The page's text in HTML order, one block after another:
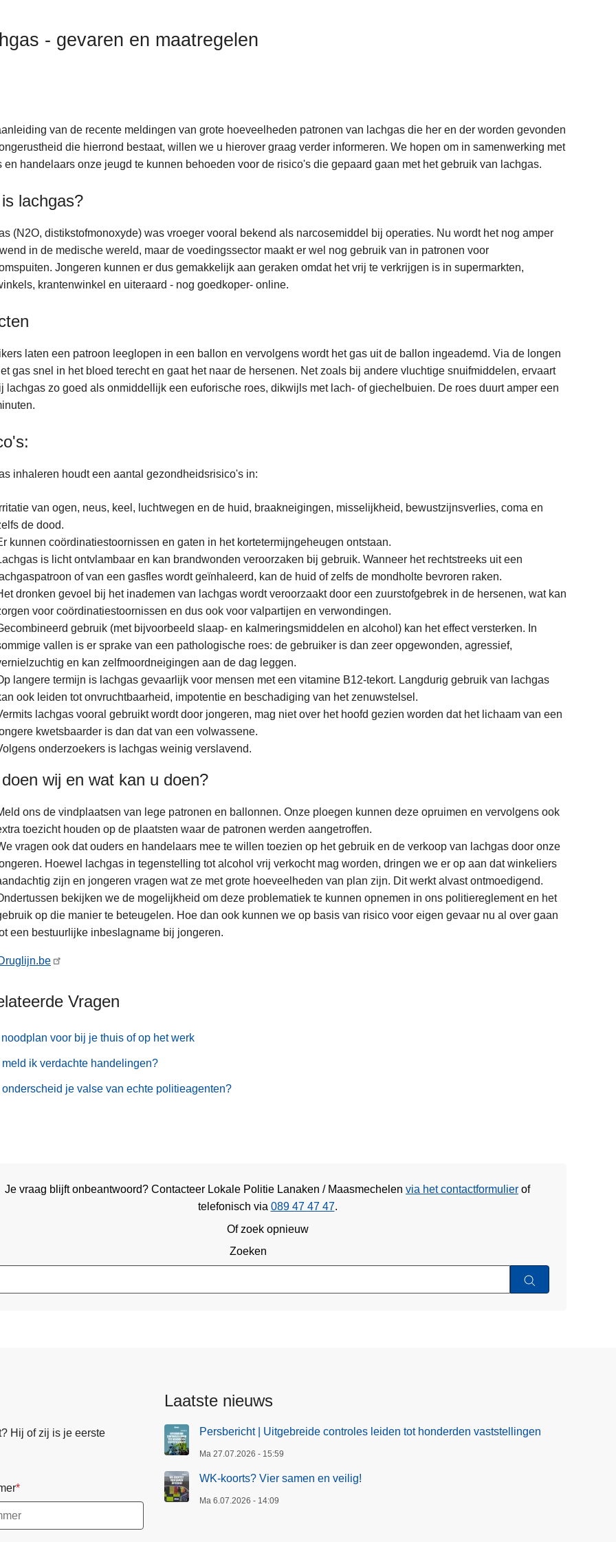
- gevaren en maatregelen
van de recente meldingen van grote hoeveelheden patronen van lachgas die her en der worden gevonden
die hierrond bestaat, willen we u hierover graag verder informeren. We hopen om in samenwerking met
en handelaars onze jeugd te kunnen behoeden voor de risico's die gepaard gaan met het gebruik van lachgas.
lachgas?
(N2O, distikstofmonoxyde) was vroeger vooral bekend als narcosemiddel bij operaties. Nu wordt het nog amper
in de medische wereld, maar de voedingssector maakt er wel nog gebruik van in patronen voor
Jongeren kunnen er dus gemakkelijk aan geraken omdat het vrij te verkrijgen is in supermarkten,
krantenwinkel en uiteraard - nog goedkoper- online.
laten een patroon leeglopen in een ballon en vervolgens wordt het gas uit de ballon ingeademd. Via de longen
gas snel in het bloed terecht en gaat het naar de hersenen. Net zoals bij andere vluchtige snuifmiddelen, ervaart
lachgas zo goed als onmiddellijk een euforische roes, dikwijls met lach- of giechelbuien. De roes duurt amper een
inhaleren houdt een aantal gezondheidsrisico's in:
van ogen, neus, keel, luchtwegen en de huid, braakneigingen, misselijkheid, bewustzijnsverlies, coma en
de dood.
kunnen coördinatiestoornissen en gaten in het kortetermijngeheugen ontstaan.
is licht ontvlambaar en kan brandwonden veroorzaken bij gebruik. Wanneer het rechtstreeks uit een
of van een gasfles wordt geïnhaleerd, kan de huid of zelfs de mondholte bevroren raken.
dronken gevoel bij het inademen van lachgas wordt veroorzaakt door een zuurstofgebrek in de hersenen, wat kan
voor coördinatiestoornissen en dus ook voor valpartijen en verwondingen.
gebruik (met bijvoorbeeld slaap- en kalmeringsmiddelen en alcohol) kan het effect versterken. In
vallen is er sprake van een pathologische roes: de gebruiker is dan zeer opgewonden, agressief,
en kan zelfmoordneigingen aan de dag leggen.
langere termijn is lachgas gevaarlijk voor mensen met een vitamine B12-tekort. Langdurig gebruik van lachgas
ook leiden tot onvruchtbaarheid, impotentie en beschadiging van het zenuwstelsel.
lachgas vooral gebruikt wordt door jongeren, mag niet over het hoofd gezien worden dat het lichaam van een
kwetsbaarder is dan dat van een volwassene.
onderzoekers is lachgas weinig verslavend.
wij en wat kan u doen?
ons de vindplaatsen van lege patronen en ballonnen. Onze ploegen kunnen deze opruimen en vervolgens ook
toezicht houden op de plaatsten waar de patronen werden aangetroffen.
vragen ook dat ouders en handelaars mee te willen toezien op het gebruik en de verkoop van lachgas door onze
Hoewel lachgas in tegenstelling tot alcohol vrij verkocht mag worden, dringen we er op aan dat winkeliers
zijn en jongeren vragen wat ze met grote hoeveelheden van plan zijn. Dit werkt alvast ontmoedigend.
bekijken we de mogelijkheid om deze problematiek te kunnen opnemen in ons politiereglement en het
op die manier te beteugelen. Hoe dan ook kunnen we op basis van risico voor eigen gevaar nu al over gaan
een bestuurlijke inbeslagname bij jongeren.
Vragen
voor bij je thuis of op het werk
ik verdachte handelingen?
je valse van echte politieagenten?
Je vraag blijft onbeantwoord? Contacteer Lokale Politie Lanaken / Maasmechelen via het contactformulier of
telefonisch via 089 47 47 47.
Of zoek opnieuw
Zoeken
Hij of zij is je eerste
Laatste nieuws
Persbericht | Uitgebreide controles leiden tot honderden vaststellingen
Ma 27.07.2026 - 15:59
WK-koorts? Vier samen en veilig!
Ma 6.07.2026 - 14:09